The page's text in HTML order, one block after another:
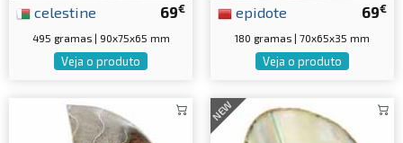
69€
celestine
495 gramas | 90x75x65 mm
Veja o produto
69€
epidote
180 gramas | 70x65x35 mm
Veja o produto
NEW